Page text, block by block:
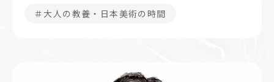
＃大人の教養・日本美術の時間